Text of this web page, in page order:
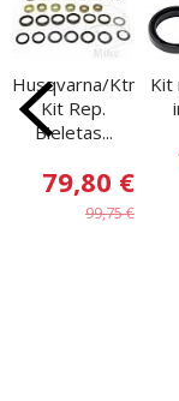
Husqvarna/Ktm
Kit Rep.
Bieletas...
79,80 €
99,75 €
Kit